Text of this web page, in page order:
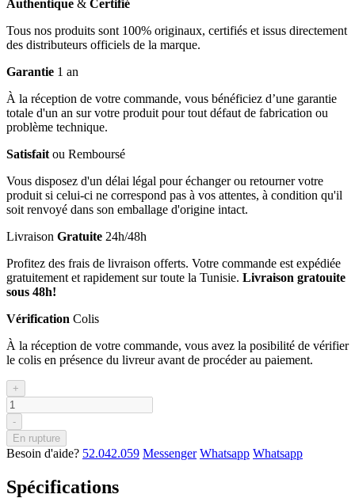
Authentique & Certifié
Tous nos produits sont 100% originaux, certifiés et issus directement
des distributeurs officiels de la marque.
Garantie 1 an
À la réception de votre commande, vous bénéficiez d’une garantie
totale d'un an sur votre produit pour tout défaut de fabrication ou
problème technique.
Satisfait ou Remboursé
Vous disposez d'un délai légal pour échanger ou retourner votre
produit si celui-ci ne correspond pas à vos attentes, à condition qu'il
soit renvoyé dans son emballage d'origine intact.
Livraison Gratuite 24h/48h
Profitez des frais de livraison offerts. Votre commande est expédiée
gratuitement et rapidement sur toute la Tunisie. Livraison gratouite
sous 48h!
Vérification Colis
À la réception de votre commande, vous avez la posibilité de vérifier
le colis en présence du livreur avant de procéder au paiement.
+
-
En rupture
Besoin d'aide? 52.042.059 Messenger Whatsapp Whatsapp
Spécifications